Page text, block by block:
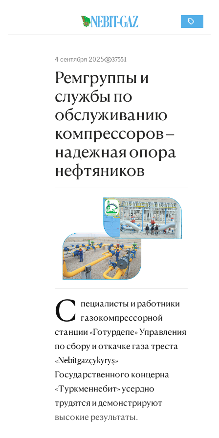
4 сентября 2025 37551
Ремгруппы и
службы по
обслуживанию
компрессоров –
надежная опора
нефтяников
С пециалисты и работники
газокомпрессорной
станции «Готурдепе» Управления
по сбору и откачке газа треста
«Nebitgazçykyryş»
Государственного концерна
«Туркменнебит» усердно
трудятся и демонстрируют
высокие результаты.